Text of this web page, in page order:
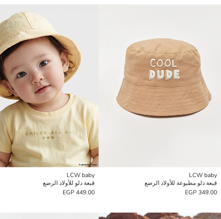
LCW baby
قبعة دلو مطبوعة للأولاد الرضع
349.00 EGP
LCW baby
قبعة دلو للأولاد الرضع
449.00 EGP